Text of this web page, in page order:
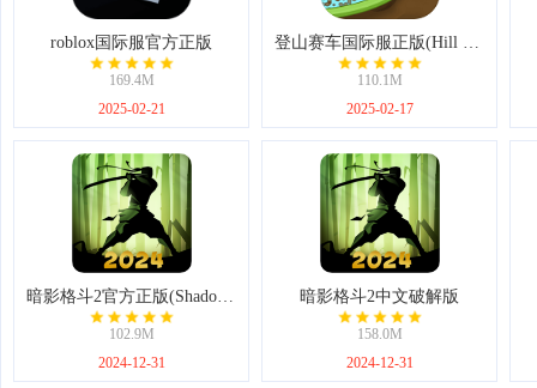
roblox国际服官方正版
169.4M
2025-02-21
登山赛车国际服正版(Hill Climb Racing)
110.1M
2025-02-17
暗影格斗2官方正版(Shadow Fight 2)
102.9M
2024-12-31
暗影格斗2中文破解版
158.0M
2024-12-31